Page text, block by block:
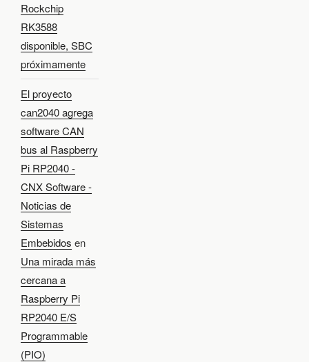
Rockchip
RK3588
disponible, SBC
próximamente
El proyecto
can2040 agrega
software CAN
bus al Raspberry
Pi RP2040 -
CNX Software -
Noticias de
Sistemas
Embebidos en
Una mirada más
cercana a
Raspberry Pi
RP2040 E/S
Programmable
(PIO)